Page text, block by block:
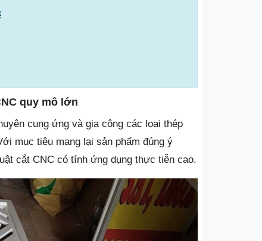
quy mô lớn
cung ứng và gia công các loại thép
mục tiêu mang lại sản phẩm đúng ý
cắt CNC có tính ứng dụng thực tiễn cao.